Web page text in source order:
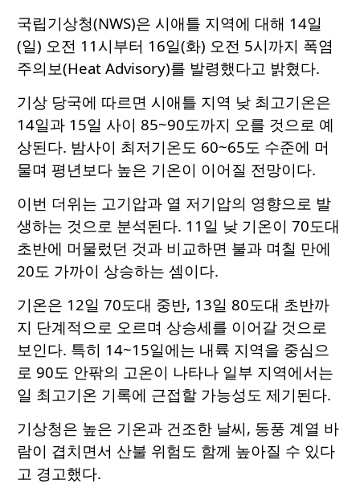
국립기상청(NWS)은 시애틀 지역에 대해 14일
(일) 오전 11시부터 16일(화) 오전 5시까지 폭염
주의보(Heat Advisory)를 발령했다고 밝혔다.
기상 당국에 따르면 시애틀 지역 낮 최고기온은
14일과 15일 사이 85~90도까지 오를 것으로 예
상된다. 밤사이 최저기온도 60~65도 수준에 머
물며 평년보다 높은 기온이 이어질 전망이다.
이번 더위는 고기압과 열 저기압의 영향으로 발
생하는 것으로 분석된다. 11일 낮 기온이 70도대
초반에 머물렀던 것과 비교하면 불과 며칠 만에
20도 가까이 상승하는 셈이다.
기온은 12일 70도대 중반, 13일 80도대 초반까
지 단계적으로 오르며 상승세를 이어갈 것으로
보인다. 특히 14~15일에는 내륙 지역을 중심으
로 90도 안팎의 고온이 나타나 일부 지역에서는
일 최고기온 기록에 근접할 가능성도 제기된다.
기상청은 높은 기온과 건조한 날씨, 동풍 계열 바
람이 겹치면서 산불 위험도 함께 높아질 수 있다
고 경고했다.